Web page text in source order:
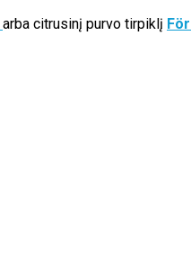
arba citrusinį purvo tirpiklį